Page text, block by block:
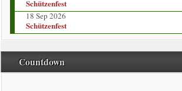
Bildergalerie
News
Impressum
Schützenfest
18 Sep 2026
Schützenfest
Countdown